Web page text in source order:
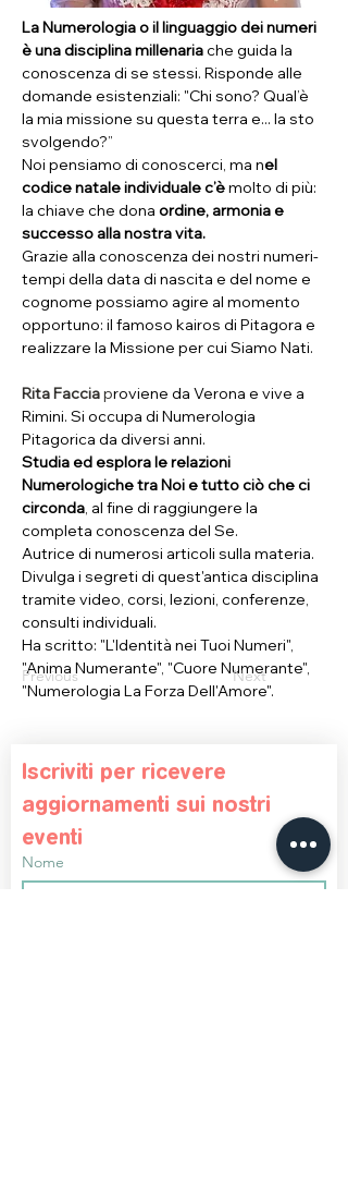
La Numerologia o il linguaggio dei numeri
è una disciplina millenaria che guida la
conoscenza di se stessi. Risponde alle
domande esistenziali: "Chi sono? Qual’è
la mia missione su questa terra e... la sto
svolgendo?”
Noi pensiamo di conoscerci, ma nel
codice natale individuale c’è molto di più:
la chiave che dona ordine, armonia e
successo alla nostra vita.
Grazie alla conoscenza dei nostri numeri-
tempi della data di nascita e del nome e
cognome possiamo agire al momento
opportuno: il famoso kairos di Pitagora e
realizzare la Missione per cui Siamo Nati.
Rita Faccia proviene da Verona e vive a
Rimini. Si occupa di Numerologia
Pitagorica da diversi anni.
Studia ed esplora le relazioni
Numerologiche tra Noi e tutto ciò che ci
circonda, al fine di raggiungere la
completa conoscenza del Se.
Autrice di numerosi articoli sulla materia.
Divulga i segreti di quest'antica disciplina
tramite video, corsi, lezioni, conferenze,
consulti individuali.
Ha scritto: "L'Identità nei Tuoi Numeri",
"Anima Numerante", "Cuore Numerante",
"Numerologia La Forza Dell'Amore".
Previous Next
Iscriviti per ricevere
aggiornamenti sui nostri
eventi
Nome